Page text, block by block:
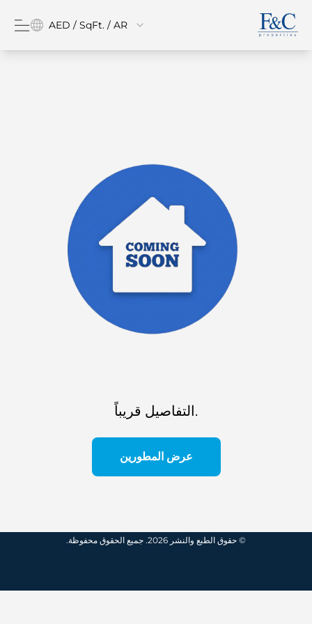
AED / SqFt. / AR
التفاصيل قريباً.
عرض المطورين
© حقوق الطبع والنشر 2026. جميع الحقوق محفوظة.